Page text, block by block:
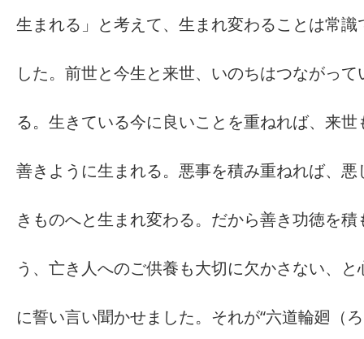
生まれる」と考えて、生まれ変わることは常識
した。前世と今生と来世、いのちはつながって
る。生きている今に良いことを重ねれば、来世
善きように生まれる。悪事を積み重ねれば、悪
きものへと生まれ変わる。だから善き功徳を積
う、亡き人へのご供養も大切に欠かさない、と
に誓い言い聞かせました。それが“六道輪廻（ろ